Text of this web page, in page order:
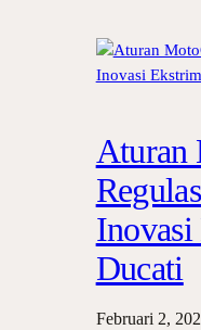
Aturan
Ducati
Februari 2,